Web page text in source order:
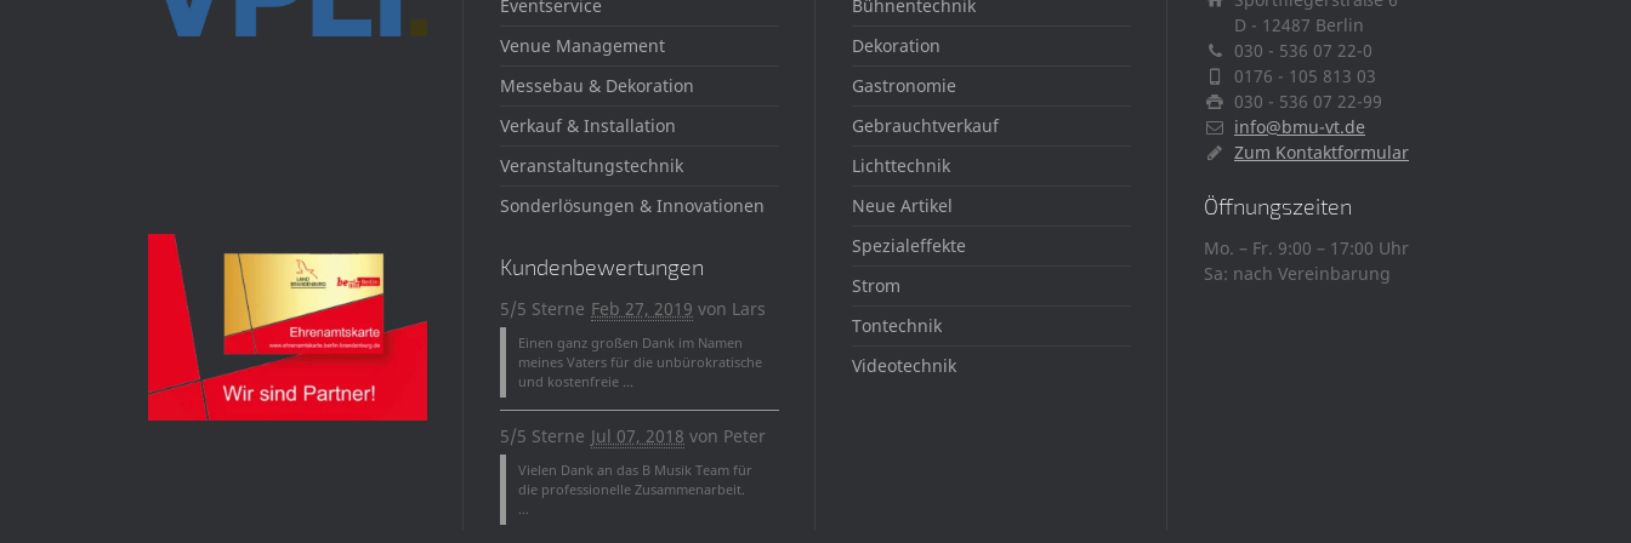
Eventservice
Venue Management
Messebau & Dekoration
Verkauf & Installation
Veranstaltungstechnik
Sonderlösungen & Innovationen
Kundenbewertungen
5/5 Sterne Feb 27, 2019 von Lars
Einen ganz großen Dank im Namen
meines Vaters für die unbürokratische
und kostenfreie ...
5/5 Sterne Jul 07, 2018 von Peter
Vielen Dank an das B Musik Team für
die professionelle Zusammenarbeit.
Bühnentechnik
Dekoration
Gastronomie
Gebrauchtverkauf
Lichttechnik
Neue Artikel
Spezialeffekte
Strom
Tontechnik
Videotechnik
D - 12487 Berlin
030 - 536 07 22-0
0176 - 105 813 03
030 - 536 07 22-99
info@bmu-vt.de
Zum Kontaktformular
Öffnungszeiten
Mo. – Fr. 9:00 – 17:00 Uhr
Sa: nach Vereinbarung